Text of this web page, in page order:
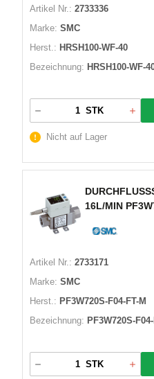
Artikel Nr.: 2733336
Marke: SMC
Herst.: HRSH100-WF-40
Bezeichnung: HRSH100-WF-
STK
Nicht auf Lager
16L/MIN
Artikel Nr.: 2733171
Marke: SMC
Herst.: PF3W720S-F04-FT-M
Bezeichnung: PF3W720S-
STK